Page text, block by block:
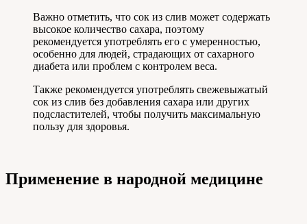
Важно отметить, что сок из слив может содержать
высокое количество сахара, поэтому
рекомендуется употреблять его с умеренностью,
особенно для людей, страдающих от сахарного
диабета или проблем с контролем веса.
Также рекомендуется употреблять свежевыжатый
сок из слив без добавления сахара или других
подсластителей, чтобы получить максимальную
пользу для здоровья.
Применение в народной медицине